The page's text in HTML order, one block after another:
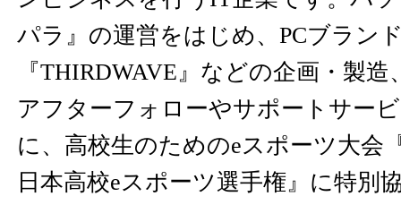
パラ』の運営をはじめ、PCブラン
『THIRDWAVE』などの企画・製
アフターフォローやサポートサー
に、高校生のためのeスポーツ大会
日本高校eスポーツ選手権』に特別